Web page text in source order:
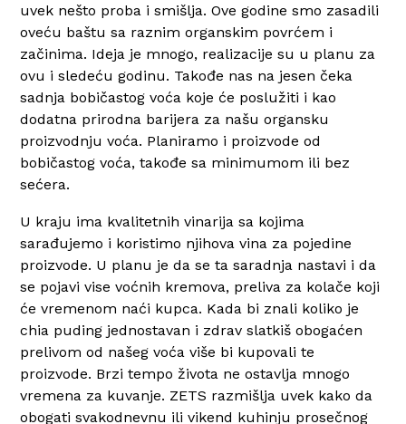
uvek nešto proba i smišlja. Ove godine smo zasadili
oveću baštu sa raznim organskim povrćem i
začinima. Ideja je mnogo, realizacije su u planu za
ovu i sledeću godinu. Takođe nas na jesen čeka
sadnja bobičastog voća koje će poslužiti i kao
dodatna prirodna barijera za našu organsku
proizvodnju voća. Planiramo i proizvode od
bobičastog voća, takođe sa minimumom ili bez
sećera.
U kraju ima kvalitetnih vinarija sa kojima
sarađujemo i koristimo njihova vina za pojedine
proizvode. U planu je da se ta saradnja nastavi i da
se pojavi vise voćnih kremova, preliva za kolače koji
će vremenom naći kupca. Kada bi znali koliko je
chia puding jednostavan i zdrav slatkiš obogaćen
prelivom od našeg voća više bi kupovali te
proizvode. Brzi tempo života ne ostavlja mnogo
vremena za kuvanje. ZETS razmišlja uvek kako da
obogati svakodnevnu ili vikend kuhinju prosečnog